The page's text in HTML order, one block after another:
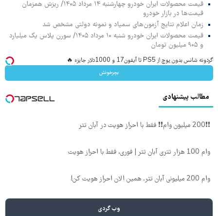
قیمت محصولات ایران خودرو چهارشنبه ۱۴ مرداد ۱۴۰۵/ ریزش همزمان
قیمت‌ها در بازار خودرو
زمان اعلام نتایج آزمون‌های سمپاد و نمونه دولتی مشخص شد
قیمت محصولات ایران خودرو شنبه ۱۰ مرداد ۱۴۰۵/ سورن پلاس یک میلیارد
و ۹۰۵ میلیون تومان
گردونه شانس بدون پوچ از PS5 تا آیفون17 و 1000دلار جایزه 🔥
بچرخونش
مطالب پیشنهادی
❗❗200 میلیون وام❗❗ فقط با احراز هویت در آبان تتر
وام 100 هزار تتری آبان تتر | فوری، فقط با احراز هویت
وام 200 میلیونی آبان تتر. همین الان احراز هویت کن!
وب گردی